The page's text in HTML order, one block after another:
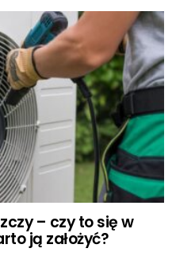
– czy to się w
ją założyć?